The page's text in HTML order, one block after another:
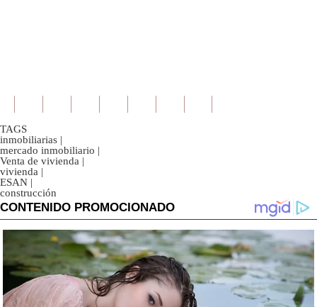
TAGS
inmobiliarias |
mercado inmobiliario |
Venta de vivienda |
vivienda |
ESAN |
construcción